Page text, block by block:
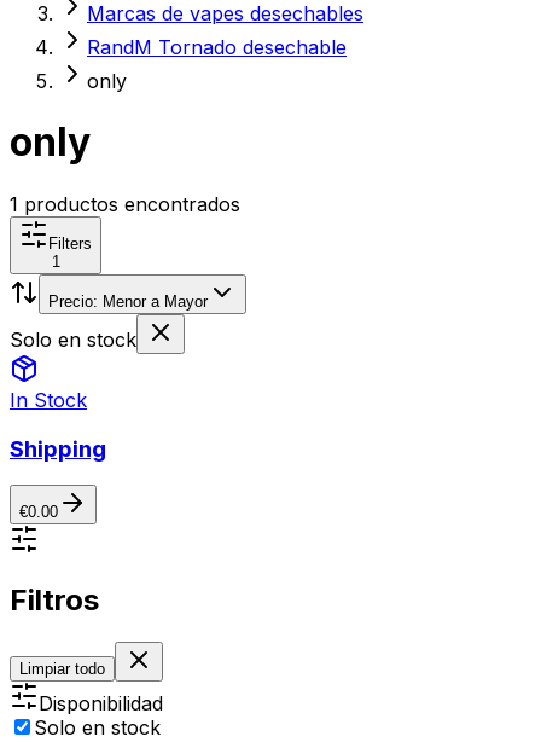
Marcas de vapes desechables
RandM Tornado desechable
only
only
1 productos encontrados
Filters
1
Precio: Menor a Mayor
Solo en stock
In Stock
Shipping
€0.00
Filtros
Limpiar todo
Disponibilidad
Solo en stock